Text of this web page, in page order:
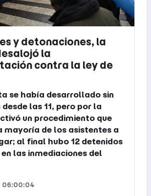
y detonaciones, la
la
contra la ley de
se había desarrollado sin
las 11, pero por la
un procedimiento que
mayoría de los asistentes a
al final hubo 12 detenidos
las inmediaciones del
06:00:04